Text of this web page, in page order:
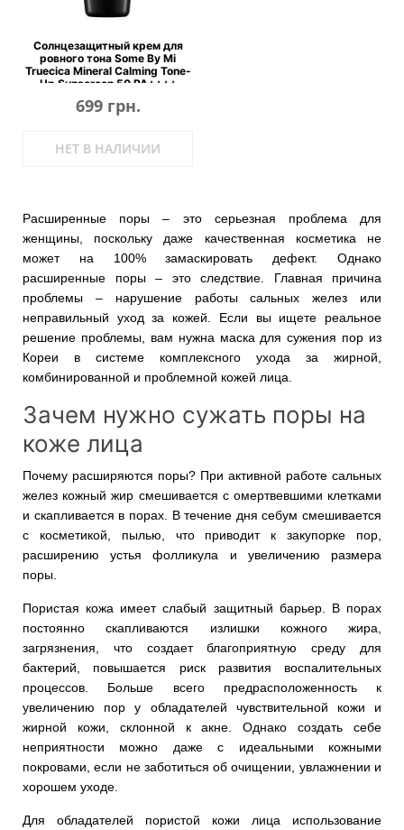
Солнцезащитный крем для
ровного тона Some By Mi
Truecica Mineral Calming Tone-
Up Sunscreen 50 PA++++
699 грн.
НЕТ В НАЛИЧИИ
Расширенные поры – это серьезная проблема для
женщины, поскольку даже качественная косметика не
может на 100% замаскировать дефект. Однако
расширенные поры – это следствие. Главная причина
проблемы – нарушение работы сальных желез или
неправильный уход за кожей. Если вы ищете реальное
решение проблемы, вам нужна маска для сужения пор из
Кореи в системе комплексного ухода за жирной,
комбинированной и проблемной кожей лица.
Зачем нужно сужать поры на
коже лица
Почему расширяются поры? При активной работе сальных
желез кожный жир смешивается с омертвевшими клетками
и скапливается в порах. В течение дня себум смешивается
с косметикой, пылью, что приводит к закупорке пор,
расширению устья фолликула и увеличению размера
поры.
Пористая кожа имеет слабый защитный барьер. В порах
постоянно скапливаются излишки кожного жира,
загрязнения, что создает благоприятную среду для
бактерий, повышается риск развития воспалительных
процессов. Больше всего предрасположенность к
увеличению пор у обладателей чувствительной кожи и
жирной кожи, склонной к акне. Однако создать себе
неприятности можно даже с идеальными кожными
покровами, если не заботиться об очищении, увлажнении и
хорошем уходе.
Для обладателей пористой кожи лица использование